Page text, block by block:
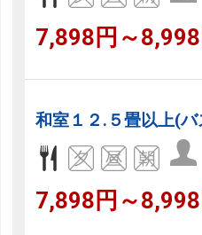
7,898円～8,998
和室１２.５畳以上(
7,898円～8,998